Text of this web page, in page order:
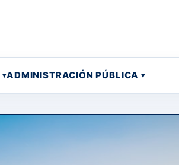
ADMINISTRACIÓN PÚBLICA